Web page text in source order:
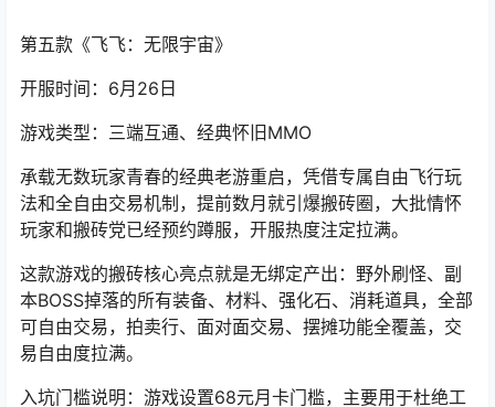
第五款 《飞飞：无限宇宙》
开服时间：6月26日
游戏类型：三端互通、经典怀旧MMO
承载无数玩家青春的经典老游重启，凭借专属自由飞行玩
法和全自由交易机制，提前数月就引爆搬砖圈，大批情怀
玩家和搬砖党已经预约蹲服，开服热度注定拉满。
这款游戏的搬砖核心亮点就是无绑定产出：野外刷怪、副
本BOSS掉落的所有装备、材料、强化石、消耗道具，全部
可自由交易，拍卖行、面对面交易、摆摊功能全覆盖，交
易自由度拉满。
入坑门槛说明：游戏设置68元月卡门槛，主要用于杜绝工